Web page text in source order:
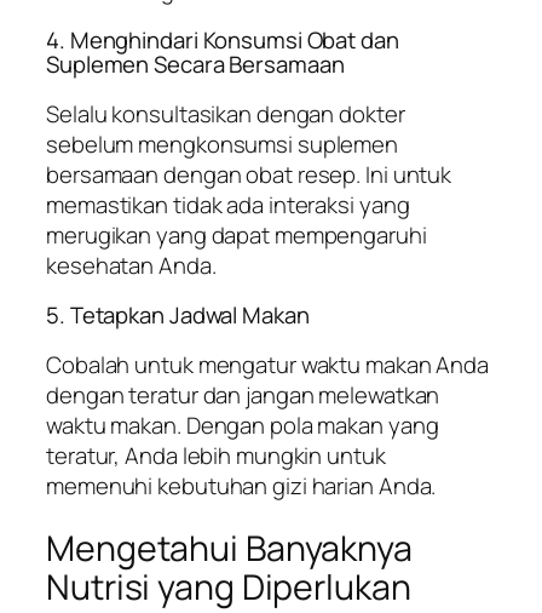
4. Menghindari Konsumsi Obat dan
Suplemen Secara Bersamaan
Selalu konsultasikan dengan dokter
sebelum mengkonsumsi suplemen
bersamaan dengan obat resep. Ini untuk
memastikan tidak ada interaksi yang
merugikan yang dapat mempengaruhi
kesehatan Anda.
5. Tetapkan Jadwal Makan
Cobalah untuk mengatur waktu makan Anda
dengan teratur dan jangan melewatkan
waktu makan. Dengan pola makan yang
teratur, Anda lebih mungkin untuk
memenuhi kebutuhan gizi harian Anda.
Mengetahui Banyaknya
Nutrisi yang Diperlukan